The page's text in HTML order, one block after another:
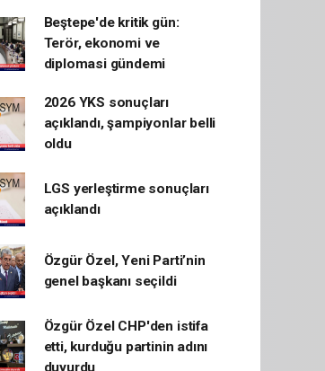
Beştepe'de kritik gün:
Terör, ekonomi ve
diplomasi gündemi
2026 YKS sonuçları
açıklandı, şampiyonlar belli
oldu
LGS yerleştirme sonuçları
açıklandı
Özgür Özel, Yeni Parti’nin
genel başkanı seçildi
Özgür Özel CHP'den istifa
etti, kurduğu partinin adını
duyurdu